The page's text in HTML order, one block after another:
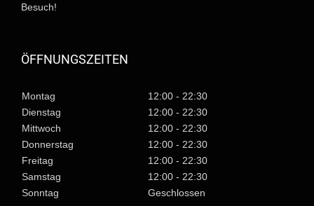
Besuch!
ÖFFNUNGSZEITEN
Montag
12:00 - 22:30
Dienstag
12:00 - 22:30
Mittwoch
12:00 - 22:30
Donnerstag
12:00 - 22:30
Freitag
12:00 - 22:30
Samstag
12:00 - 22:30
Sonntag
Geschlossen